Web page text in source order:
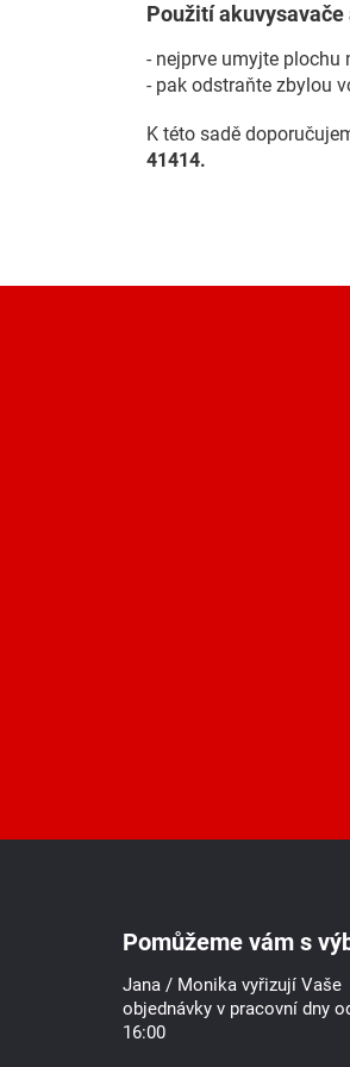
Použití
- nejprve umyjte plochu
- pak odstraňte zbylou
K této sadě
41414.
Pomůžeme vám s
Jana / Monika vyřizují Vaše
objednávky v pracovní dny
16:00